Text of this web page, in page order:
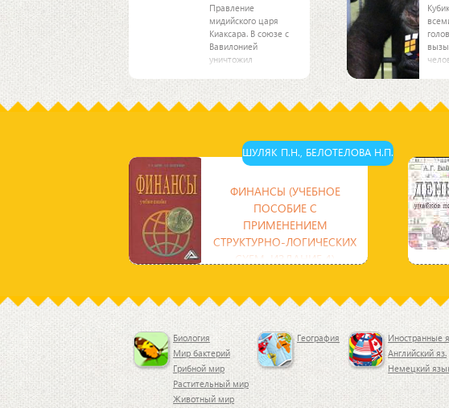
Правление
мидийского царя
Киаксара. В союзе с
Вавилонией
уничтожил
присоединил к Мидии
территории Маны
(территория
Урарту и восточную
часть Малой
и
Это
ШУЛЯК П.Н., БЕЛОТЕЛОВА Н.П.
ФИНАНСЫ (УЧЕБНОЕ
ПОСОБИЕ С
ПРИМЕНЕНИЕМ
СТРУКТУРНО-ЛОГИЧЕСКИХ
СХЕМ, ИЗДАНИЕ 4)
микро- уровне. При этом дается
характеристика финансов как
Биология
Мир бактерий
Грибной мир
Растительный мир
Животный мир
География
Иностранные
Английский яз.
Немецкий